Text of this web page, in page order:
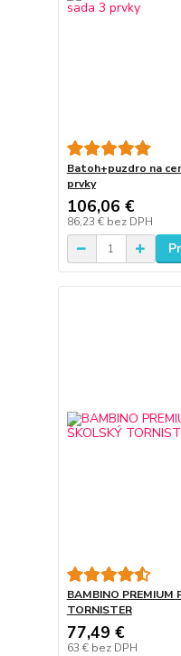
Batoh+puzdro na
prvky
106,06 €
86,23 € bez DPH
BAMBINO PREMIUM
TORNISTER
77,49 €
63 € bez DPH